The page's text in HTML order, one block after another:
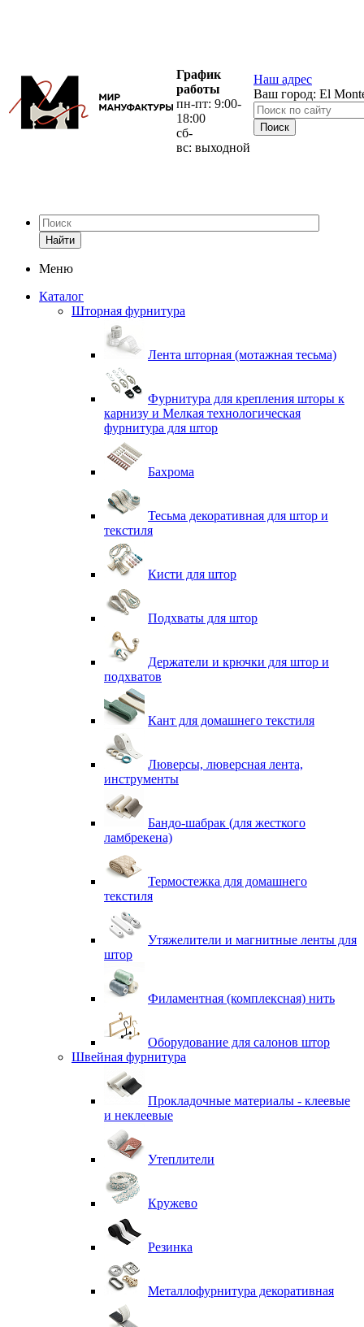
График
работы
пн-пт: 9:00-
18:00
сб-
вс: выходной
Наш адрес
Ваш город: El
Найти
Меню
Каталог
Шторная фурнитура
Лента шторная (мотажная тесьма)
Фурнитура для крепления шторы к
карнизу и Мелкая технологическая
фурнитура для штор
Бахрома
Тесьма декоративная для штор и
текстиля
Кисти для штор
Подхваты для штор
Держатели и крючки для штор и
подхватов
Кант для домашнего текстиля
Люверсы, люверсная лента,
инструменты
Бандо-шабрак (для жесткого
ламбрекена)
Термостежка для домашнего
текстиля
Утяжелители и магнитные ленты для
штор
Филаментная (комплексная) нить
Оборудование для салонов штор
Швейная фурнитура
Прокладочные материалы - клеевые
и неклеевые
Утеплители
Кружево
Резинка
Металлофурнитура декоративная